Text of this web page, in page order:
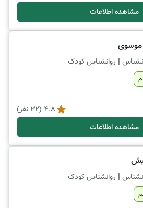
مشاهده اطلاعات
| روانشناس کودک
4.8
(
32 نفر)
مشاهده اطلاعات
| روانشناس کودک